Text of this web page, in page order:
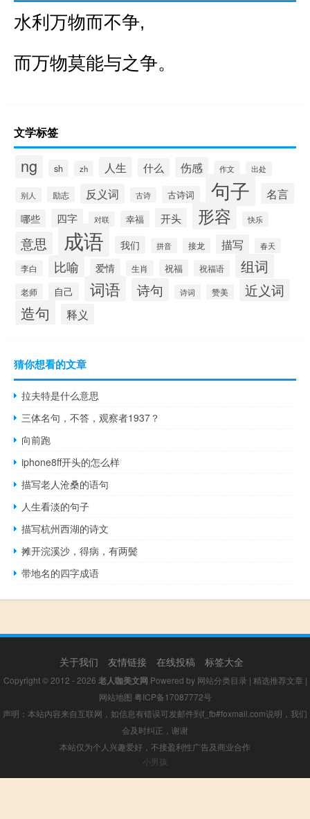
水利万物而不争,
而万物莫能与之争。
文学标签
ng sh zh 人生 什么 伤感 作文 出处
别人 励志 反义词 古诗 古诗词 句子 名言
哪些 四字 对联 幸福 开头 形容 快乐
意思 成语 我们 拼音 接龙 描写 春天
李白 比喻 爱情 生肖 祝福 祝福语 组词
老师 自己 词语 诗句 诗词 赞美 近义词
造句 释义
猜你想看的文章
拉夫特是什么意思
三体名句，不答，观察者1937？
向前跑
iphone8ff开头的怎么样
描写老人沧桑的语句
人生看淡的句子
描写杭州西湖的诗文
摊开浣溪沙，得病，有两鬓
带地名的四字成语
关于我们 友情链接 在线投稿 标签大全
Copyright © 2012 - 2026 老人咖美文网 Powered by 网站分类目录 | 精选推荐文章 |
网站地图 粤ICP备17087772号
声明：本站内容来自互联网，如信息有错误可发邮件到f_fb#foxmail.com说明，我们
会及时纠正，谢谢
本站仅为个人兴趣爱好，不接盈利性广告及商业合作
小男孩